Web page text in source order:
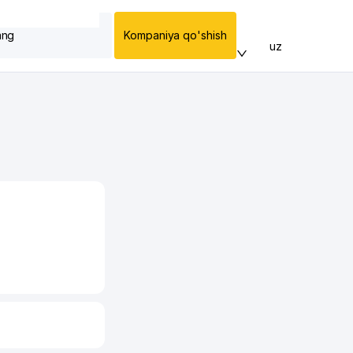
Kompaniya qo'shish
uz